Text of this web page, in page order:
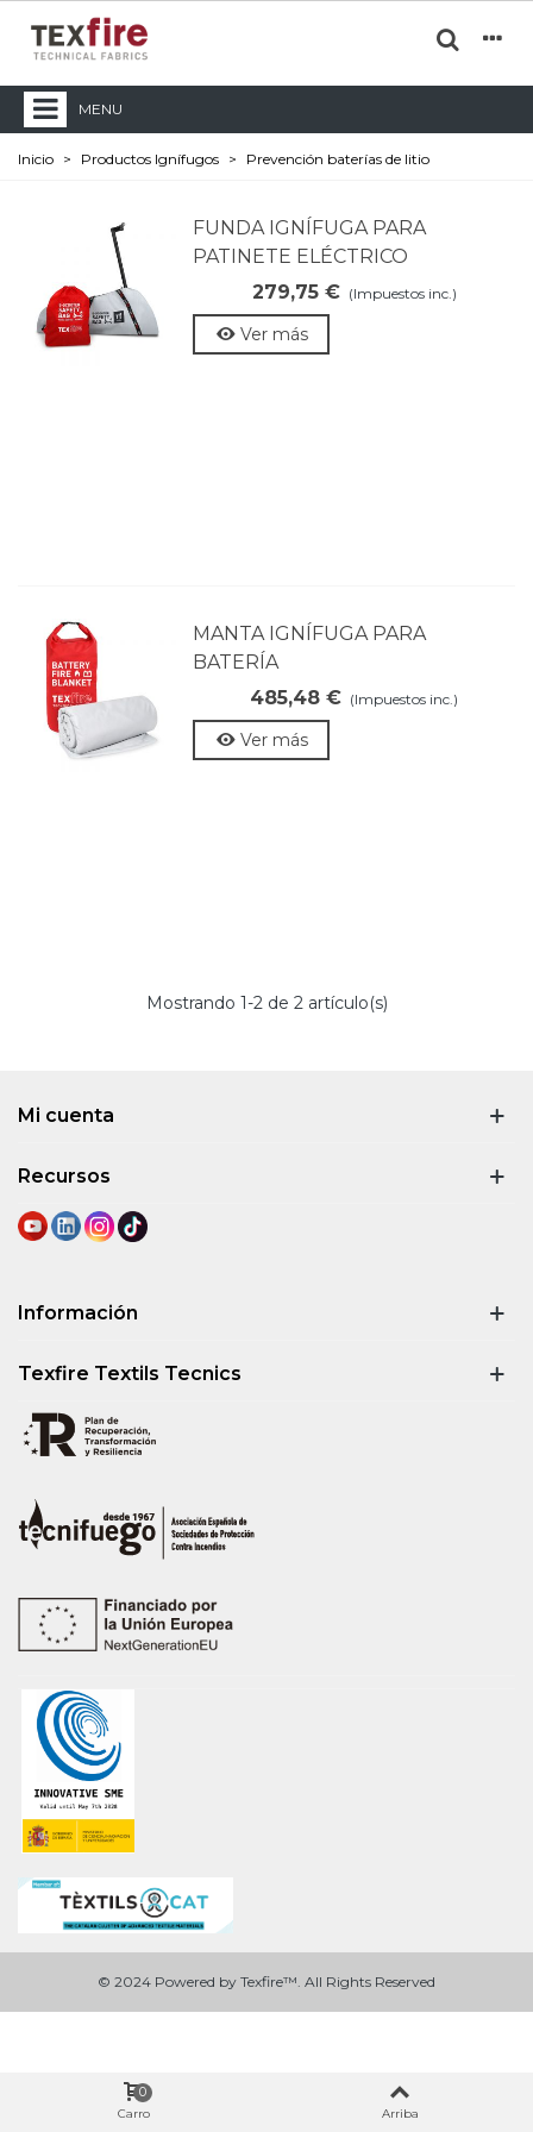
MENU
Inicio > Productos Ignífugos > Prevención baterías de litio
FUNDA IGNÍFUGA PARA
PATINETE ELÉCTRICO
279,75 € (Impuestos inc.)
Ver más
MANTA IGNÍFUGA PARA
BATERÍA
485,48 € (Impuestos inc.)
Ver más
Mostrando 1-2 de 2 artículo(s)
Mi cuenta
Recursos
Información
Texfire Textils Tecnics
© 2024 Powered by Texfire™. All Rights Reserved
Carro
0
Arriba